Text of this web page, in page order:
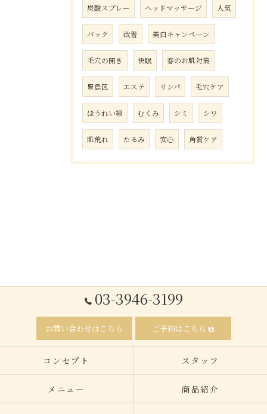
炭酸スプレー ヘッドマッサージ 人気
パック 改善 美白キャンペーン
毛穴の開き 快眠 春のお肌対策
豊島区 エステ リンパ 毛穴ケア
ほうれい線 むくみ シミ シワ
肌荒れ たるみ 安心 角質ケア
03-3946-3199
お問い合わせはこちら ご予約はこちら
コンセプト スタッフ
メニュー 商品紹介